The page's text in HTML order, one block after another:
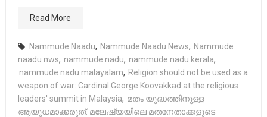
Read More
Nammude Naadu, Nammude Naadu News, Nammude
naadu nws, nammude nadu, nammude nadu kerala,
nammude nadu malayalam, Religion should not be used as a
weapon of war: Cardinal George Koovakkad at the religious
leaders' summit in Malaysia, മതം യുദ്ധത്തിനുള്ള
ആയുധമാക്കരുത്: മലേഷ്യയിലെ മതനേതാക്കളുടെ